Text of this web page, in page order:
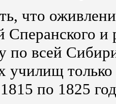
что
Сперанского
по всей
училищ
по 1825